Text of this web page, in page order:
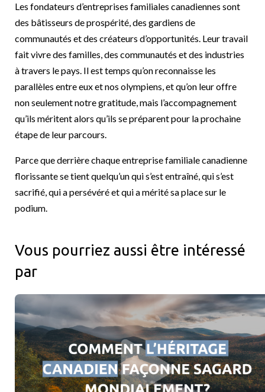
Les fondateurs d’entreprises familiales canadiennes sont
des bâtisseurs de prospérité, des gardiens de
communautés et des créateurs d’opportunités. Leur travail
fait vivre des familles, des communautés et des industries
à travers le pays. Il est temps qu’on reconnaisse les
parallèles entre eux et nos olympiens, et qu’on leur offre
non seulement notre gratitude, mais l’accompagnement
qu’ils méritent alors qu’ils se préparent pour la prochaine
étape de leur parcours.
Parce que derrière chaque entreprise familiale canadienne
florissante se tient quelqu’un qui s’est entraîné, qui s’est
sacrifié, qui a persévéré et qui a mérité sa place sur le
podium.
Vous pourriez aussi être intéressé
par
Racines canadiennes et portée mondiale